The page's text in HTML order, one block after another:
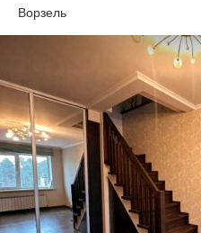
батьків, але плани змінились,
-власник, без комісії. Розміри
Кімната 1 -12,9 м² • Кімната 2 -
-9,2 м² • Санвузол -5,6 м² •
площа — 48,6 м² Планування
кімнати, простора кухня,
Стан квартири дозволяє
заїжджати жити. Ворзель-
повітрям та санаторіями.
комфортного життя.
Залізнична станція Ворзель-5
на Київ • Парк, ліс, зупинки
пробок-37 хвилин Документи
Власник. Пишіть/дзвоніть на
для зацікавлених хто готовий
Ворзель